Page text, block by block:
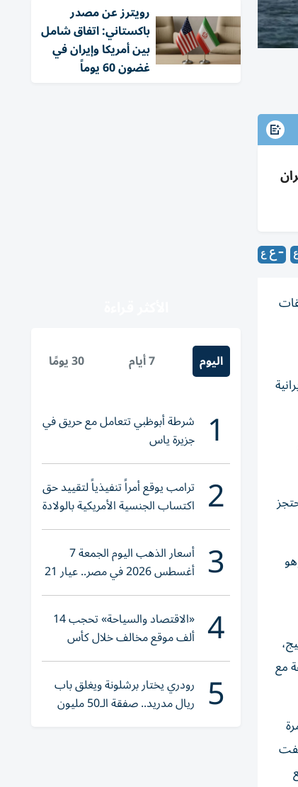
خلال 12 ساعة، وهو
سابقة مع
‏رويترز عن مصدر
باكستاني: اتفاق شامل
بين أمريكا وإيران في
غضون 60 يوماً
اليوم 7 أيام 30 يومًا
1 شرطة أبوظبي تتعامل مع حريق في
جزيرة ياس
2 ترامب يوقع أمراً تنفيذياً لتقييد حق
اكتساب الجنسية الأمريكية بالولادة
3 أسعار الذهب اليوم الجمعة 7
أغسطس 2026 في مصر.. عيار 21
يقترب من هذا الرقم
4 «الاقتصاد والسياحة» تحجب 14
ألف موقع مخالف خلال كأس
العالم 2026
5 رودري يختار برشلونة ويغلق باب
ريال مدريد.. صفقة الـ50 مليون